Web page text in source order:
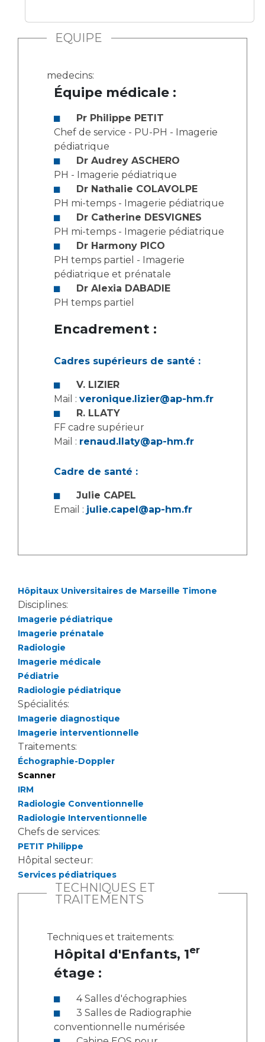
Transports sanitaires
Vos droits, vos devoirs
Handicap
Handi 13
Pôle Médecine Physique et Réadaptation
Accueil sourds et malentendants
Charte Romain Jacob
Mouvement Parcours Handicap 13
Activité physique
Cancer
Maladies rares
Maternité Hôpital Nord
La Commission Des Usagers (CDU)
Les Comités Locaux des Usagers
Nos indicateurs qualité et de sécurité des soins
Protection des données
Sécurité
Les recherches en santé à l’AP-HM
Lieu de santé sans tabac
Écoles et Instituts de Formation
Plateforme des internes
Professionnels de santé
Adresser un patient
Réseaux de soins
Adresser un examen au Laboratoire de Biologie
Médicale
Radiologie / Imagerie
Cancérologie
Les pôles d'activité médicale
Anatomie et Cytologie Pathologiques
Adresser un examen au Laboratoire d'Infectiologie
Plateforme d'Expertise Maladies Rares
Communiqués de presse
Dossiers de presse
Médiathèque
Rôles et missions
EQUIPE
medecins:
Équipe médicale :
Pr Philippe PETIT
Chef de service - PU-PH - Imagerie
pédiatrique
Dr Audrey ASCHERO
PH - Imagerie pédiatrique
Dr Nathalie COLAVOLPE
PH mi-temps - Imagerie pédiatrique
Dr Catherine DESVIGNES
PH mi-temps - Imagerie pédiatrique
Dr Harmony PICO
PH temps partiel - Imagerie
pédiatrique et prénatale
Dr Alexia DABADIE
PH temps partiel
Encadrement :
Cadres supérieurs de santé :
V. LIZIER
Mail : veronique.lizier@ap-hm.fr
R. LLATY
FF cadre supérieur
Mail : renaud.llaty@ap-hm.fr
Cadre de santé :
Julie CAPEL
Email : julie.capel@ap-hm.fr
Hôpitaux Universitaires de Marseille Timone
Disciplines:
Imagerie pédiatrique
Imagerie prénatale
Radiologie
Imagerie médicale
Pédiatrie
Radiologie pédiatrique
Spécialités:
Imagerie diagnostique
Imagerie interventionnelle
Traitements:
Échographie-Doppler
Scanner
IRM
Radiologie Conventionnelle
Radiologie Interventionnelle
Chefs de services:
PETIT Philippe
Hôpital secteur:
Services pédiatriques
TECHNIQUES ET
TRAITEMENTS
Techniques et traitements:
Hôpital d'Enfants, 1er
étage :
4 Salles d'échographies
conventionnelle numérisée